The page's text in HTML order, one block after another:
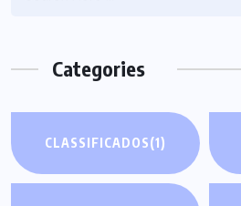
Categories
CLASSIFICADOS(1)